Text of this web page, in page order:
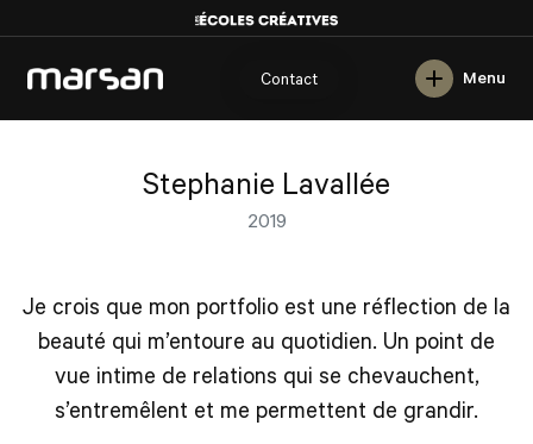
Contact Menu
English
Stephanie Lavallée
2019
Je crois que mon portfolio est une réflection de la
beauté qui m’entoure au quotidien. Un point de
vue intime de relations qui se chevauchent,
s’entremêlent et me permettent de grandir.